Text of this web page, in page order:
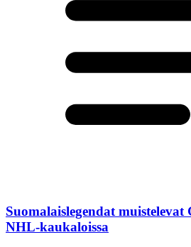
Suomalaislegendat
NHL-kaukaloissa